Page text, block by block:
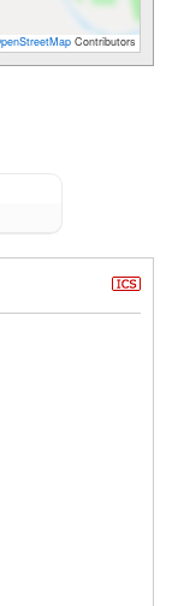
Contributors